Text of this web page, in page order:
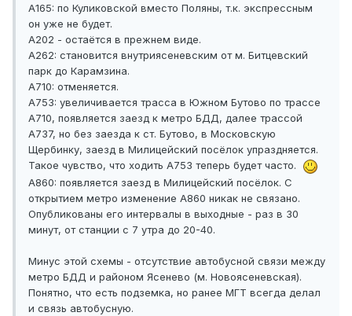
А165: по Куликовской вместо Поляны, т.к. экспрессным
он уже не будет.
А202 - остаётся в прежнем виде.
А262: становится внутриясеневским от м. Битцевский
парк до Карамзина.
А710: отменяется.
А753: увеличивается трасса в Южном Бутово по трассе
А710, появляется заезд к метро БДД, далее трассой
А737, но без заезда к ст. Бутово, в Московскую
Щербинку, заезд в Милицейский посёлок упраздняется.
Такое чувство, что ходить А753 теперь будет часто.
А860: появляется заезд в Милицейский посёлок. С
открытием метро изменение А860 никак не связано.
Опубликованы его интервалы в выходные - раз в 30
минут, от станции с 7 утра до 20-40.
Минус этой схемы - отсутствие автобусной связи между
метро БДД и районом Ясенево (м. Новоясеневская).
Понятно, что есть подземка, но ранее МГТ всегда делал
и связь автобусную.